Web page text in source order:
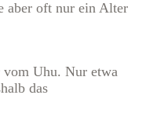
aber oft nur ein Alter
Uhu. Nur etwa
das